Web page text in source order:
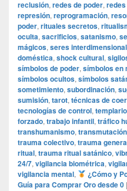
reclusión, redes de poder,
represión, reprogramación,
poder, rituales secretos,
oculta, sacrificios, satanismo,
mágicos, seres
doméstica, shock cultural,
símbolos de poder, símbolos en
símbolos ocultos, símbolos
sometimiento, subordinación,
sumisión, tarot, técnicas de
tecnologías de control,
forzado, trabajo infantil, tráfico
transhumanismo, transmutación
trauma colectivo, trauma
ritual, trauma ritual satánico,
24/7, vigilancia biométrica,
vigilancia mental,
¿Cómo y
Guía para Comprar Oro desde 0 |